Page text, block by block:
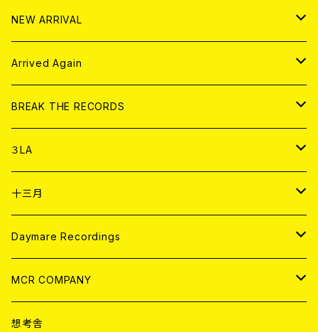
HOOD
EL ZINE
アナログ
アパレル
書籍
DIGITAL CONTENTS
NEW ARRIVAL
CD
アナログ
Arrived Again
CD
アナログ
BREAK THE RECORDS
CD
ANALOG
アパレル
３LA
CD
ANALOG
十三月
CD
ANALOG
Daymare Recordings
CD
ANALOG
MCR COMPANY
CD
想考舎